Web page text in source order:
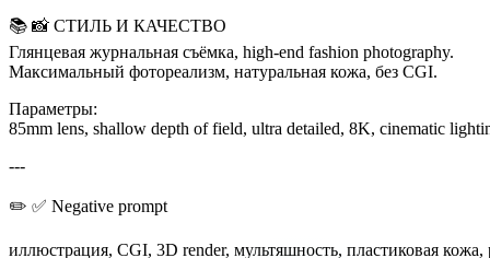
📚 📸 СТИЛЬ И КАЧЕСТВО
Глянцевая журнальная съёмка, high-end fashion photography.
Максимальный фотореализм, натуральная кожа, без CGI.
Параметры:
85mm lens, shallow depth of field, ultra detailed, 8K, cinematic
---
✏️ ✅ Negative prompt
иллюстрация, CGI, 3D render, мультяшность, пластиковая